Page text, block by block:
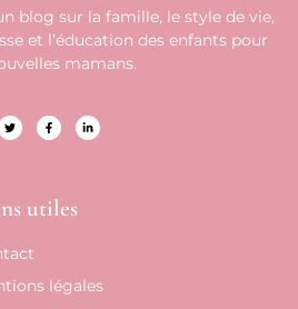
blog sur la famille, le style de vie,
et l’éducation des enfants pour
mamans.
utiles
légales